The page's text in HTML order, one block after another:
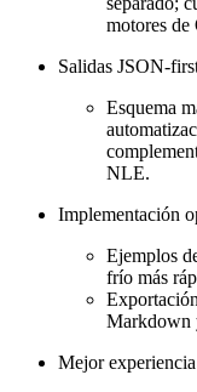
motores de
Salidas JSON-
Esquema
NLE.
Implementación
Ejemplos
frío más
Mejor